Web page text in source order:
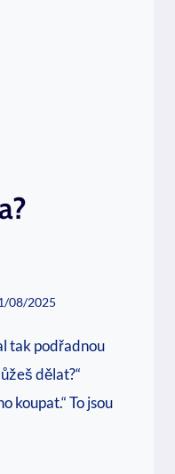
08/2025
tak podřadnou
dělat?“
koupat.“ To jsou